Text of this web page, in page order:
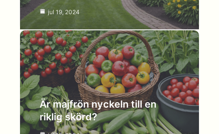
jul 19, 2024
Är majfrön nyckeln till en
riklig skörd?